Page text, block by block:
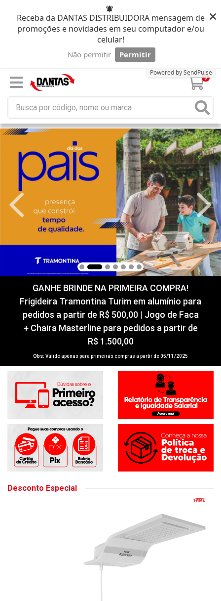
Receba da DANTAS DISTRIBUIDORA mensagem de
promoções e novidades em seu computador e/ou
celular!
Não permitir Permitir
Powered by SendPulse
×
0
GANHE BRINDE NA PRIMEIRA COMPRA!
Frigideira Tramontina Turim em alumínio para
pedidos a partir de R$ 500,00 | Jogo de Faca
+ Chaira Masterline para pedidos a partir de
R$ 1.500,00
Obs: Válido apenas para primeiras compras a partir de 05/11/2025
Desconto Especial